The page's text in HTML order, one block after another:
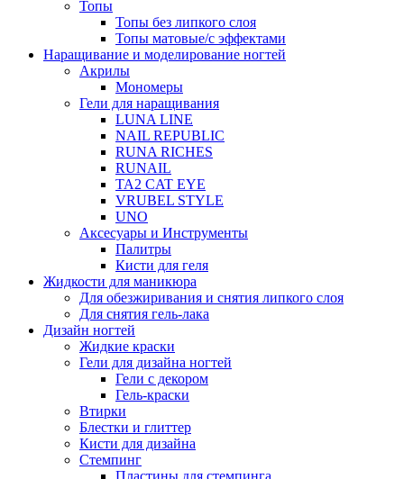
Топы
Топы без липкого слоя
Топы матовые/с эффектами
Наращивание и моделирование ногтей
Акрилы
Мономеры
Гели для наращивания
LUNA LINE
NAIL REPUBLIC
RUNA RICHES
RUNAIL
TA2 CAT EYE
VRUBEL STYLE
UNO
Аксесуары и Инструменты
Палитры
Кисти для геля
Жидкости для маникюра
Для обезжиривания и снятия липкого слоя
Для снятия гель-лака
Дизайн ногтей
Жидкие краски
Гели для дизайна ногтей
Гели с декором
Гель-краски
Втирки
Блестки и глиттер
Кисти для дизайна
Стемпинг
Пластины для стемпинга